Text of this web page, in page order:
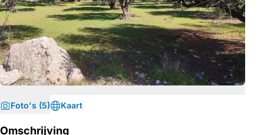
Foto's (5) Kaart
Omschrijving